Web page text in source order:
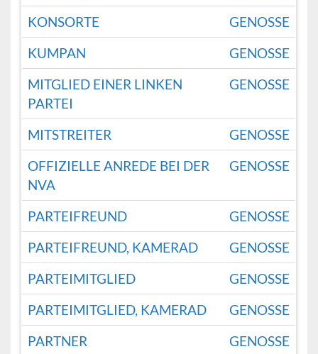
KONSORTE
GENOSSE
KUMPAN
GENOSSE
MITGLIED EINER LINKEN
PARTEI
GENOSSE
MITSTREITER
GENOSSE
OFFIZIELLE ANREDE BEI DER
NVA
GENOSSE
PARTEIFREUND
GENOSSE
PARTEIFREUND, KAMERAD
GENOSSE
PARTEIMITGLIED
GENOSSE
PARTEIMITGLIED, KAMERAD
GENOSSE
PARTNER
GENOSSE